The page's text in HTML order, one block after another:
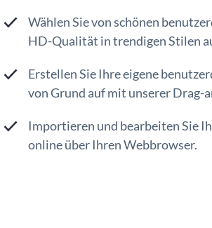
Wählen Sie von schönen
HD-Qualität in trendigen Stilen
Erstellen Sie Ihre eigene
von Grund auf mit unserer
Importieren und bearbeiten Sie
online über Ihren Webbrowser.